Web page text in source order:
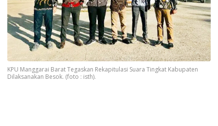
KPU Manggarai Barat Tegaskan Rekapitulasi Suara Tingkat Kabupaten
Dilaksanakan Besok. (foto : isth).